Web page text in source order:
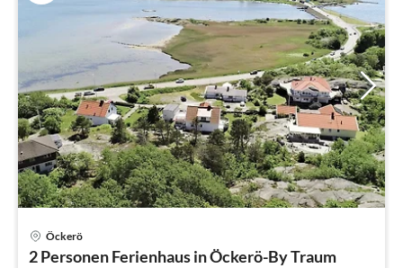
Öckerö
2 Personen Ferienhaus in Öckerö-By Traum